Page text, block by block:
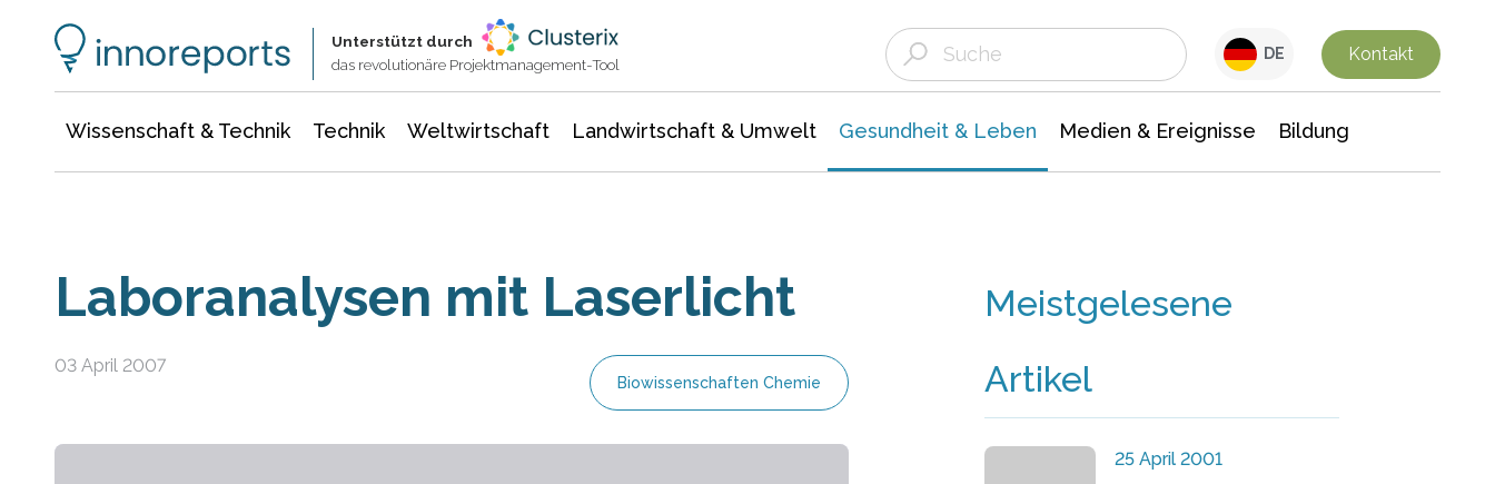
Unterstützt durch
das revolutionäre Projektmanagement-Tool
DE Kontakt
Wissenschaft & Technik Technik Weltwirtschaft Landwirtschaft & Umwelt Gesundheit & Leben Medien & Ereignisse Bildung
Laboranalysen mit Laserlicht
03 April 2007
Biowissenschaften Chemie
Meistgelesene
Artikel
25 April 2001